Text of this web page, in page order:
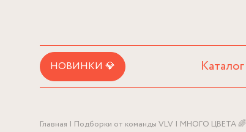
НОВИНКИ 💎 Каталог
Главная Подборки от команды VLV МНОГО ЦВЕТА 🌈